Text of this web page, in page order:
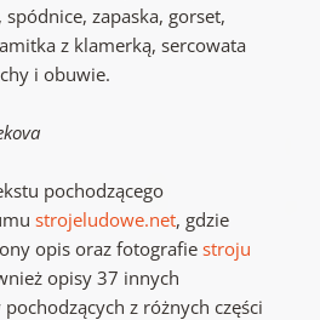
zapaska, gorset,
z klamerką, sercowata
i obuwie.
pochodzącego
strojeludowe.net, gdzie
opis oraz fotografiestroju
opisy 37 innych
z różnych części